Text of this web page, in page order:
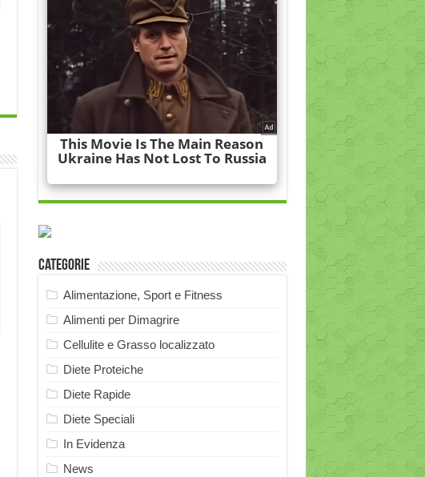
Categorie
Alimentazione, Sport e Fitness
Alimenti per Dimagrire
Cellulite e Grasso localizzato
Diete Proteiche
Diete Rapide
Diete Speciali
In Evidenza
News